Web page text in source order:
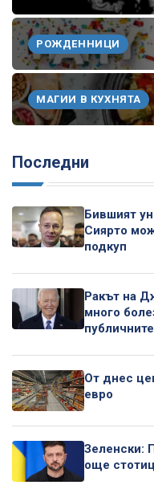
РОЖДЕННИЦИ
МАГИИ В КУХНЯТА
Последни
Бившият
Сиярто
подкуп
Ракът на
много
От днес
евро
Зеленски:
още